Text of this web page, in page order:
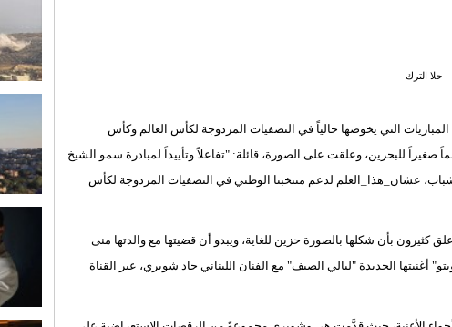
حلا الترك
التي يخوضها حالياً في التصفيات المزدوجة لكأس العالم وكأس
للبحرين، وعلقت على الصورة، قائلة: "تفاعلاً وتأييداً لمبادرة سمو الشيخ
عشان_هذا_العلم لدعم منتخبنا الوطني في التصفيات المزدوجة لكأس
كثيرون بأن شكلها بالصورة حزين للغاية، ويبدو أن قضيتها مع والدتها منى
أغنيتها الجديدة "ليالي الصيف" مع الفنان اللبناني جاد شويري، عبر القناة